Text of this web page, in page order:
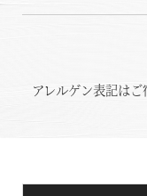
アレルゲン表記は